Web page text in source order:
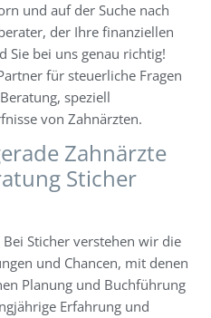
und auf der Suche nach
der Ihre finanziellen
Sie bei uns genau richtig!
für steuerliche Fragen
speziell
von Zahnärzten.
Zahnärzte
Sticher
Bei Sticher verstehen wir die
und Chancen, mit denen
Planung und Buchführung
Erfahrung und
Bau